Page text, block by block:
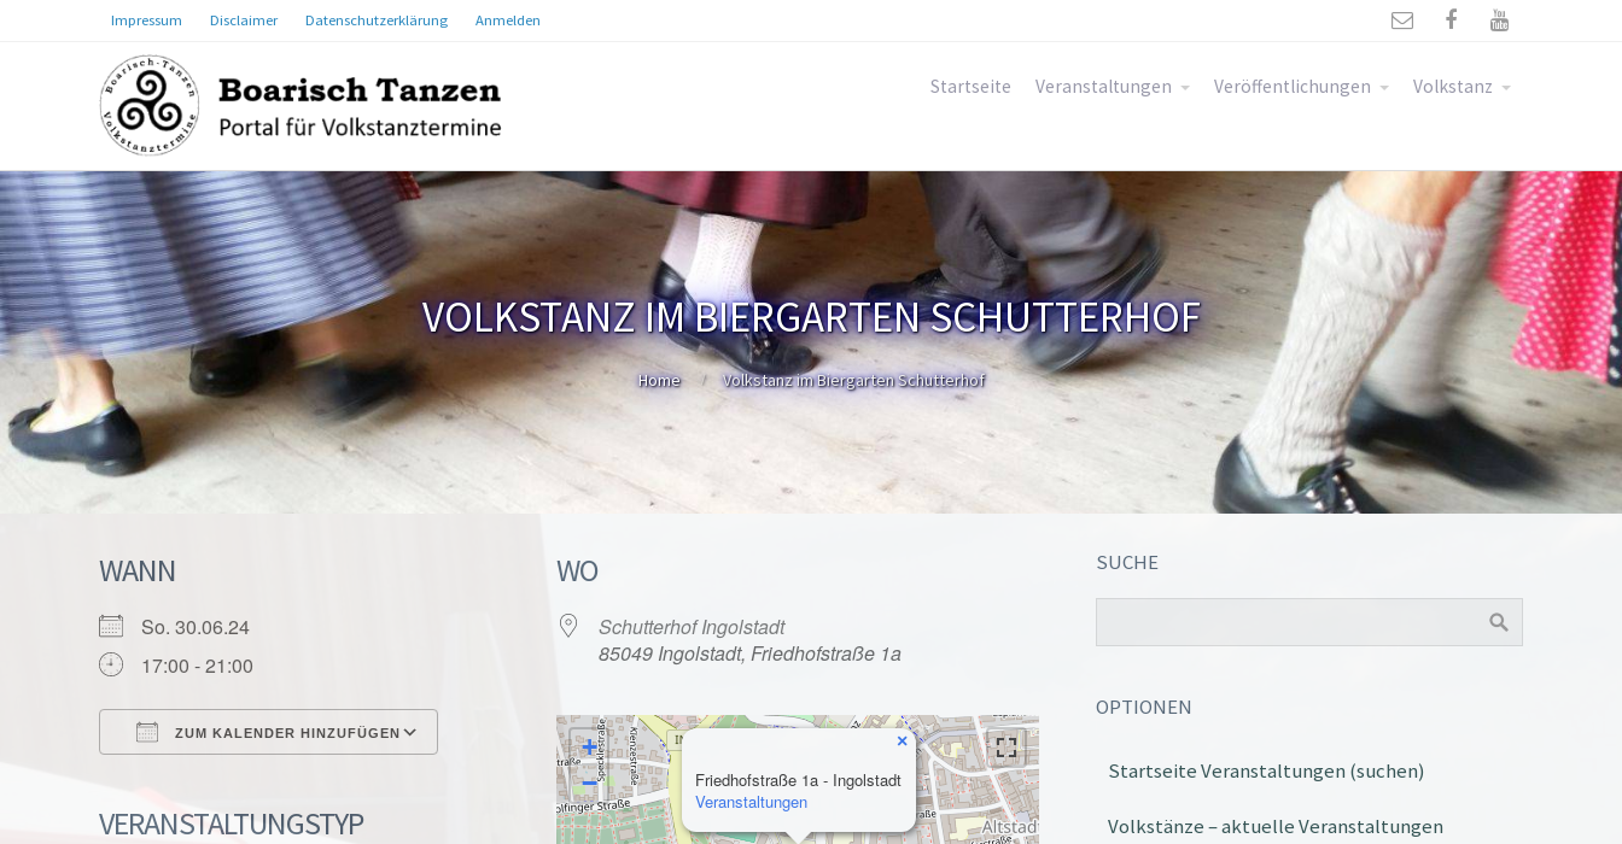
Impressum Disclaimer Datenschutzerklärung Anmelden   
Startseite Veranstaltungen Veröffentlichungen Volkstanz
VOLKSTANZ IM BIERGARTEN SCHUTTERHOF
Home Volkstanz im Biergarten Schutterhof
WANN
So. 30.06.24
17:00 - 21:00
ZUM KALENDER HINZUFÜGEN
Google Kalender iCalendar Office 365 Outlook Live
VERANSTALTUNGSTYP
WO
Schutterhof Ingolstadt
85049 Ingolstadt, Friedhofstraße 1a
Friedhofstraße 1a - Ingolstadt
Veranstaltungen
×
+
−
SUCHE
OPTIONEN
Startseite Veranstaltungen (suchen)
Volkstänze – aktuelle Veranstaltungen